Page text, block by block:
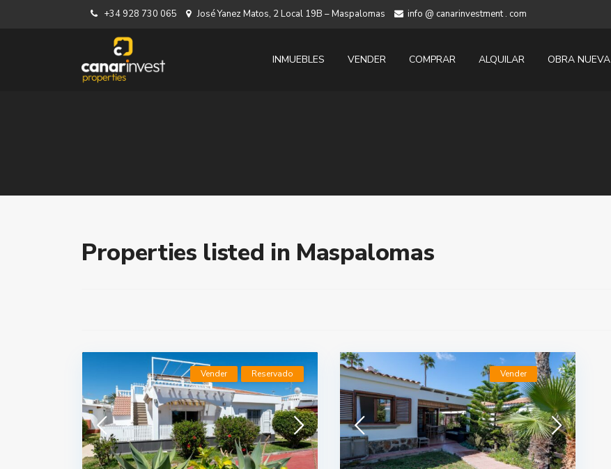
+34 928 730 065 José Yanez Matos, 2 Local 19B – Maspalomas info @ canarinvestment . com
INMUEBLES VENDER COMPRAR ALQUILAR OBRA NUEVA
Properties listed in Maspalomas
Vender Reservado Vender